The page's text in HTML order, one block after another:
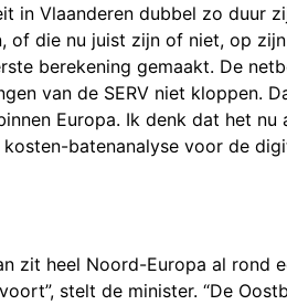
in Vlaanderen dubbel zo duur
of die nu juist zijn of niet, op
berekening gemaakt. De
van de SERV niet kloppen.
Europa. Ik denk dat het nu
batenanalyse voor de
zit heel Noord-Europa al rond
stelt de minister. “De